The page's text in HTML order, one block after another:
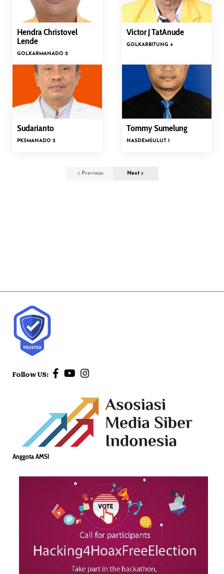
Hendra Christovel
Lende
GOLKARMANADO 2
Victor J TatAnude
GOLKARBITUNG 4
Sudarianto
PKSMANADO 2
Tommy Sumelung
NASDEMSULUT 1
Previous Next
Follow US:
Anggota AMSI